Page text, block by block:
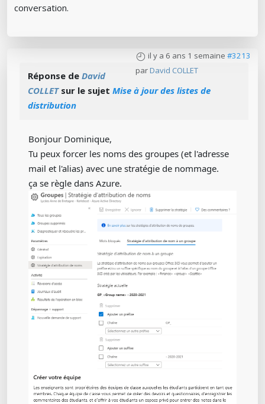
conversation.
il y a 6 ans 1 semaine #3213
par David COLLET
Réponse de David
COLLETsur le sujet Mise à jour des listes de
distribution
Bonjour Dominique,
Tu peux forcer les noms des groupes (et l'adresse
mail et l'alias) avec une stratégie de nommage.
ça se règle dans Azure.